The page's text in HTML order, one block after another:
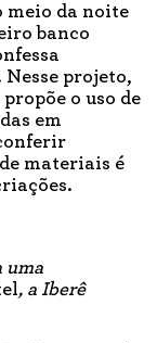
meio da noite
banco
projeto,
o uso de
em
materiais é
uma
, a Iberê